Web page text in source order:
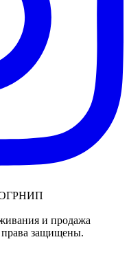
ОГРНИП
и продажа
права защищены.